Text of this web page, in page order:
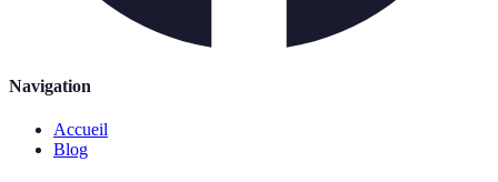
Navigation
Accueil
Blog